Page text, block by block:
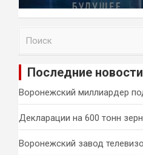
Последние новости
Воронежский миллиардер
Декларации на 600 тонн
Воронежский завод